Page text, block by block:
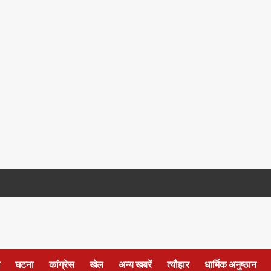
घटना कांग्रेस खेल अन्य खबरें त्यौहार धार्मिक अनुष्ठान